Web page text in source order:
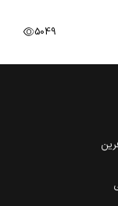
5049